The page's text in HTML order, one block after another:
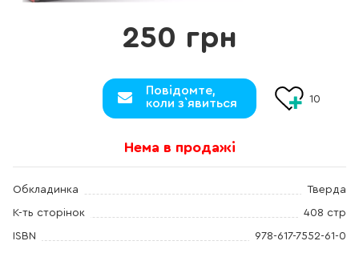
250 грн
Повідомте,
коли з`явиться
10
Нема в продажі
Обкладинка Тверда
К-ть сторінок 408 стр
ISBN 978-617-7552-61-0